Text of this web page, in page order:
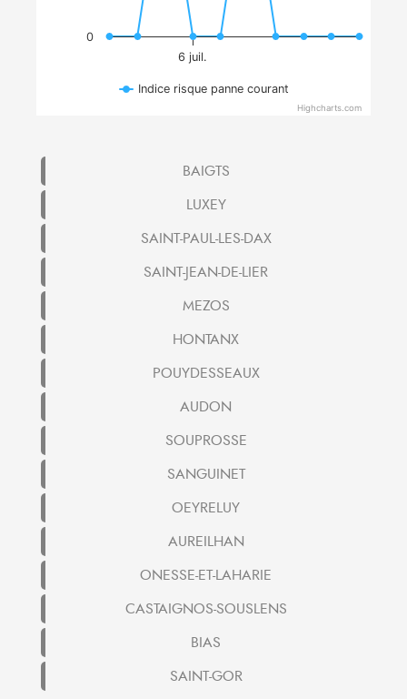
6 juil.
0
Indice risque panne courant
Highcharts.com
BAIGTS
LUXEY
SAINT-PAUL-LES-DAX
SAINT-JEAN-DE-LIER
MEZOS
HONTANX
POUYDESSEAUX
AUDON
SOUPROSSE
SANGUINET
OEYRELUY
AUREILHAN
ONESSE-ET-LAHARIE
CASTAIGNOS-SOUSLENS
BIAS
SAINT-GOR